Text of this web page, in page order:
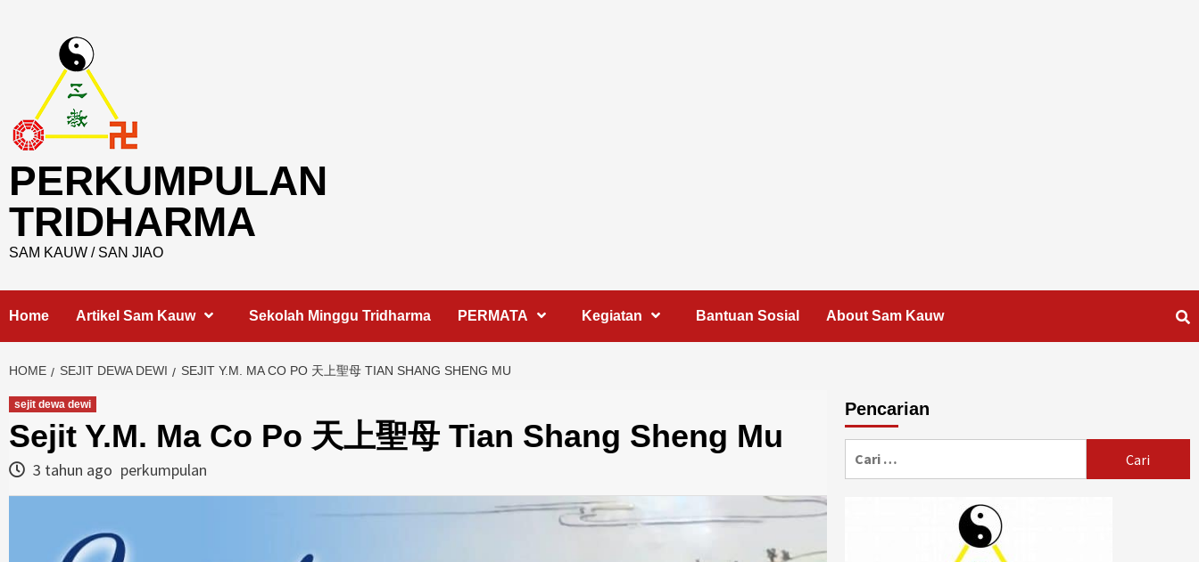
PERKUMPULAN
TRIDHARMA
SAM KAUW / SAN JIAO
Home Artikel Sam Kauw Sekolah Minggu Tridharma PERMATA Kegiatan Bantuan Sosial About Sam Kauw
HOME SEJIT DEWA DEWI SEJIT Y.M. MA CO PO 天上聖母 TIAN SHANG SHENG MU
sejit dewa dewi
Sejit Y.M. Ma Co Po 天上聖母 Tian Shang Sheng Mu
3 tahun ago perkumpulan
Pencarian